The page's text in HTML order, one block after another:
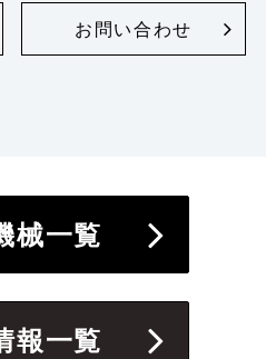
お問い合わせ
械一覧
報一覧